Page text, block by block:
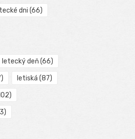
dni (66)
letecký deň(66)
letiská (87)